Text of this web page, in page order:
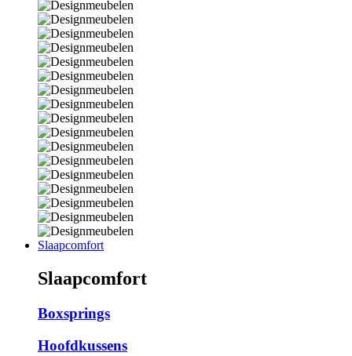
Slaapcomfort
Slaapcomfort
Boxsprings
Hoofdkussens